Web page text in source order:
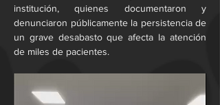
institución, quienes documentaron y
denunciaron públicamente la persistencia de
un grave desabasto que afecta la atención
de miles de pacientes.